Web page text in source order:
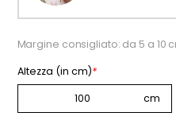
Margine consigliato: da 5 a 10
Altezza (in cm)*